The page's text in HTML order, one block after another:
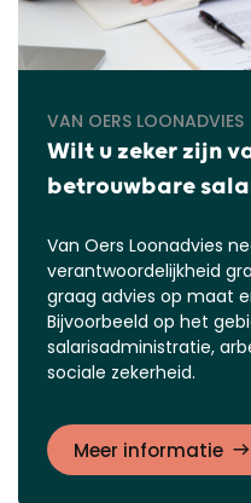
VAN OERS LOONADVIES
Wilt u zeker zijn
betrouwbare
Van Oers Loonadvies
verantwoordelijkheid
graag advies op maat
Bijvoorbeeld op het
salarisadministratie,
sociale zekerheid.
Meer informatie